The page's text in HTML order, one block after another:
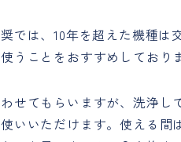
では、10年を超えた機種
うことをおすすめしており
せてもらいますが、洗浄
いいただけます。使える